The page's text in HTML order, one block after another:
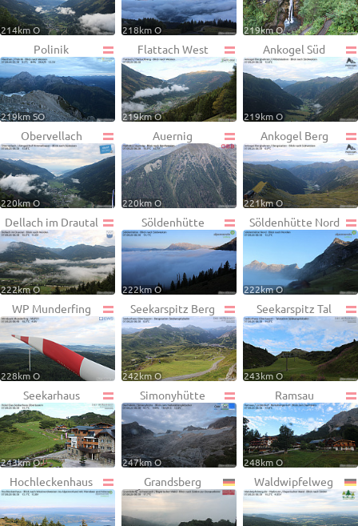
214km O 218km O 219km O
Polinik
219km SO
Flattach West
219km O
Ankogel Süd
219km O
Obervellach
220km O
Auernig
220km O
Ankogel Berg
221km O
Dellach im Drautal
222km O
Söldenhütte
222km O
Söldenhütte Nord
222km O
WP Munderfing
228km O
Seekarspitz Berg
242km O
Seekarspitz Tal
243km O
Seekarhaus
243km O
Simonyhütte
247km O
Ramsau
248km O
Hochleckenhaus Grandsberg Waldwipfelweg